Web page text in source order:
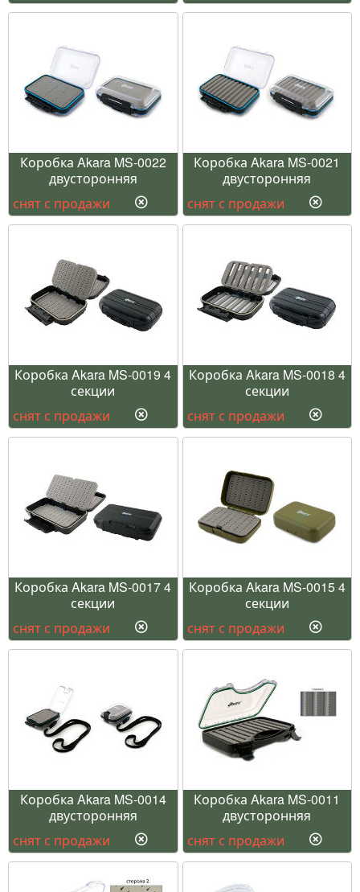
Коробка Akara MS-0022
двусторонняя
снят с продажи
Коробка Akara MS-0021
двусторонняя
снят с продажи
Коробка Akara MS-0019 4
секции
снят с продажи
Коробка Akara MS-0018 4
секции
снят с продажи
Коробка Akara MS-0017 4
секции
снят с продажи
Коробка Akara MS-0015 4
секции
снят с продажи
Коробка Akara MS-0014
двусторонняя
снят с продажи
Коробка Akara MS-0011
двусторонняя
снят с продажи